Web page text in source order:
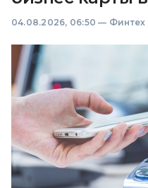
04.08.2026, 06:50 — Финтех